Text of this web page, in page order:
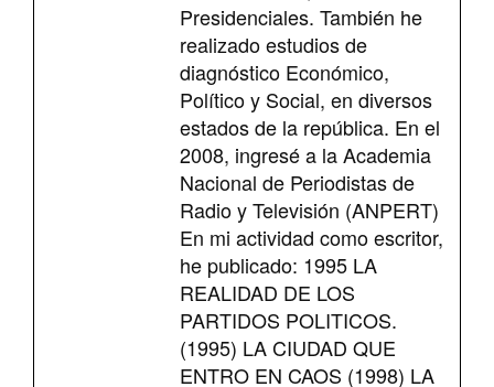
Presidenciales. También he
realizado estudios de
diagnóstico Económico,
Político y Social, en diversos
estados de la república. En el
2008, ingresé a la Academia
Nacional de Periodistas de
Radio y Televisión (ANPERT)
En mi actividad como escritor,
he publicado: 1995 LA
REALIDAD DE LOS
PARTIDOS POLITICOS.
(1995) LA CIUDAD QUE
ENTRO EN CAOS (1998) LA